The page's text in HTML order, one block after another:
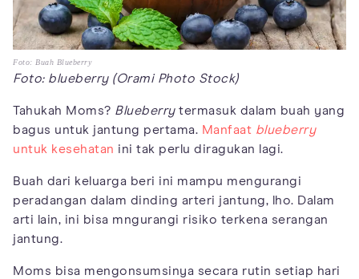
Foto: Buah Blueberry
Foto: blueberry (Orami Photo Stock)
Tahukah Moms? Blueberrytermasuk dalam buah yang
bagus untuk jantung pertama. Manfaat blueberry
untuk kesehatan ini tak perlu diragukan lagi.
Buah dari keluarga beri ini mampu mengurangi
peradangan dalam dinding arteri jantung, lho. Dalam
arti lain, ini bisa mngurangi risiko terkena serangan
jantung.
Moms bisa mengonsumsinya secara rutin setiap hari